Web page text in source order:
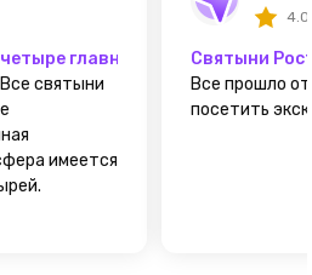
главных монастыря
святыни
имеется
Святыни
Все прошло
посетить